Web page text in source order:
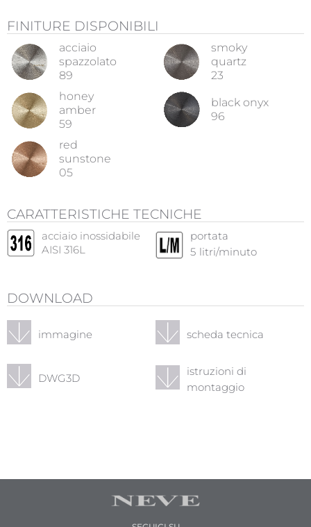
FINITURE DISPONIBILI
acciaio
spazzolato
89
smoky
quartz
23
honey
amber
59
black onyx
96
red
sunstone
05
CARATTERISTICHE TECNICHE
acciaio inossidabile
AISI 316L
portata
5 litri/minuto
DOWNLOAD
immagine scheda tecnica
DWG3D
istruzioni di
montaggio